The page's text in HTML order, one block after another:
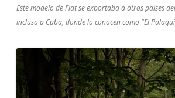
Este modelo de Fiat se exportaba a otros países
incluso a Cuba, donde lo conocen como "El